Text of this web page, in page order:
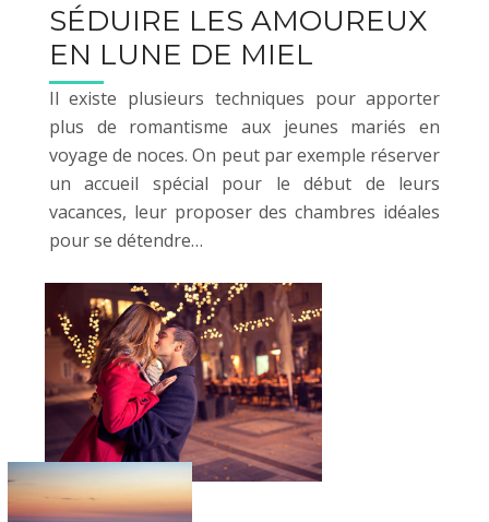
SÉDUIRE LES AMOUREUX
EN LUNE DE MIEL
Il existe plusieurs techniques pour apporter
plus de romantisme aux jeunes mariés en
voyage de noces. On peut par exemple réserver
un accueil spécial pour le début de leurs
vacances, leur proposer des chambres idéales
pour se détendre…